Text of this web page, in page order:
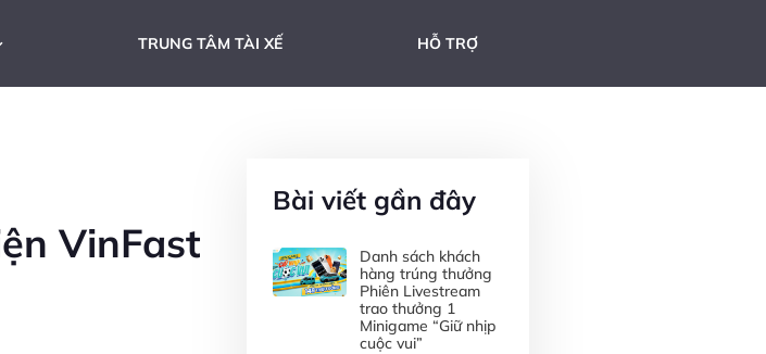
TRUNG TÂM TÀI XẾ HỖ TRỢ
VinFast
Bài viết gần đây
Danh sách khách
hàng trúng thưởng
Phiên Livestream
trao thưởng 1
Minigame “Giữ nhịp
cuộc vui”